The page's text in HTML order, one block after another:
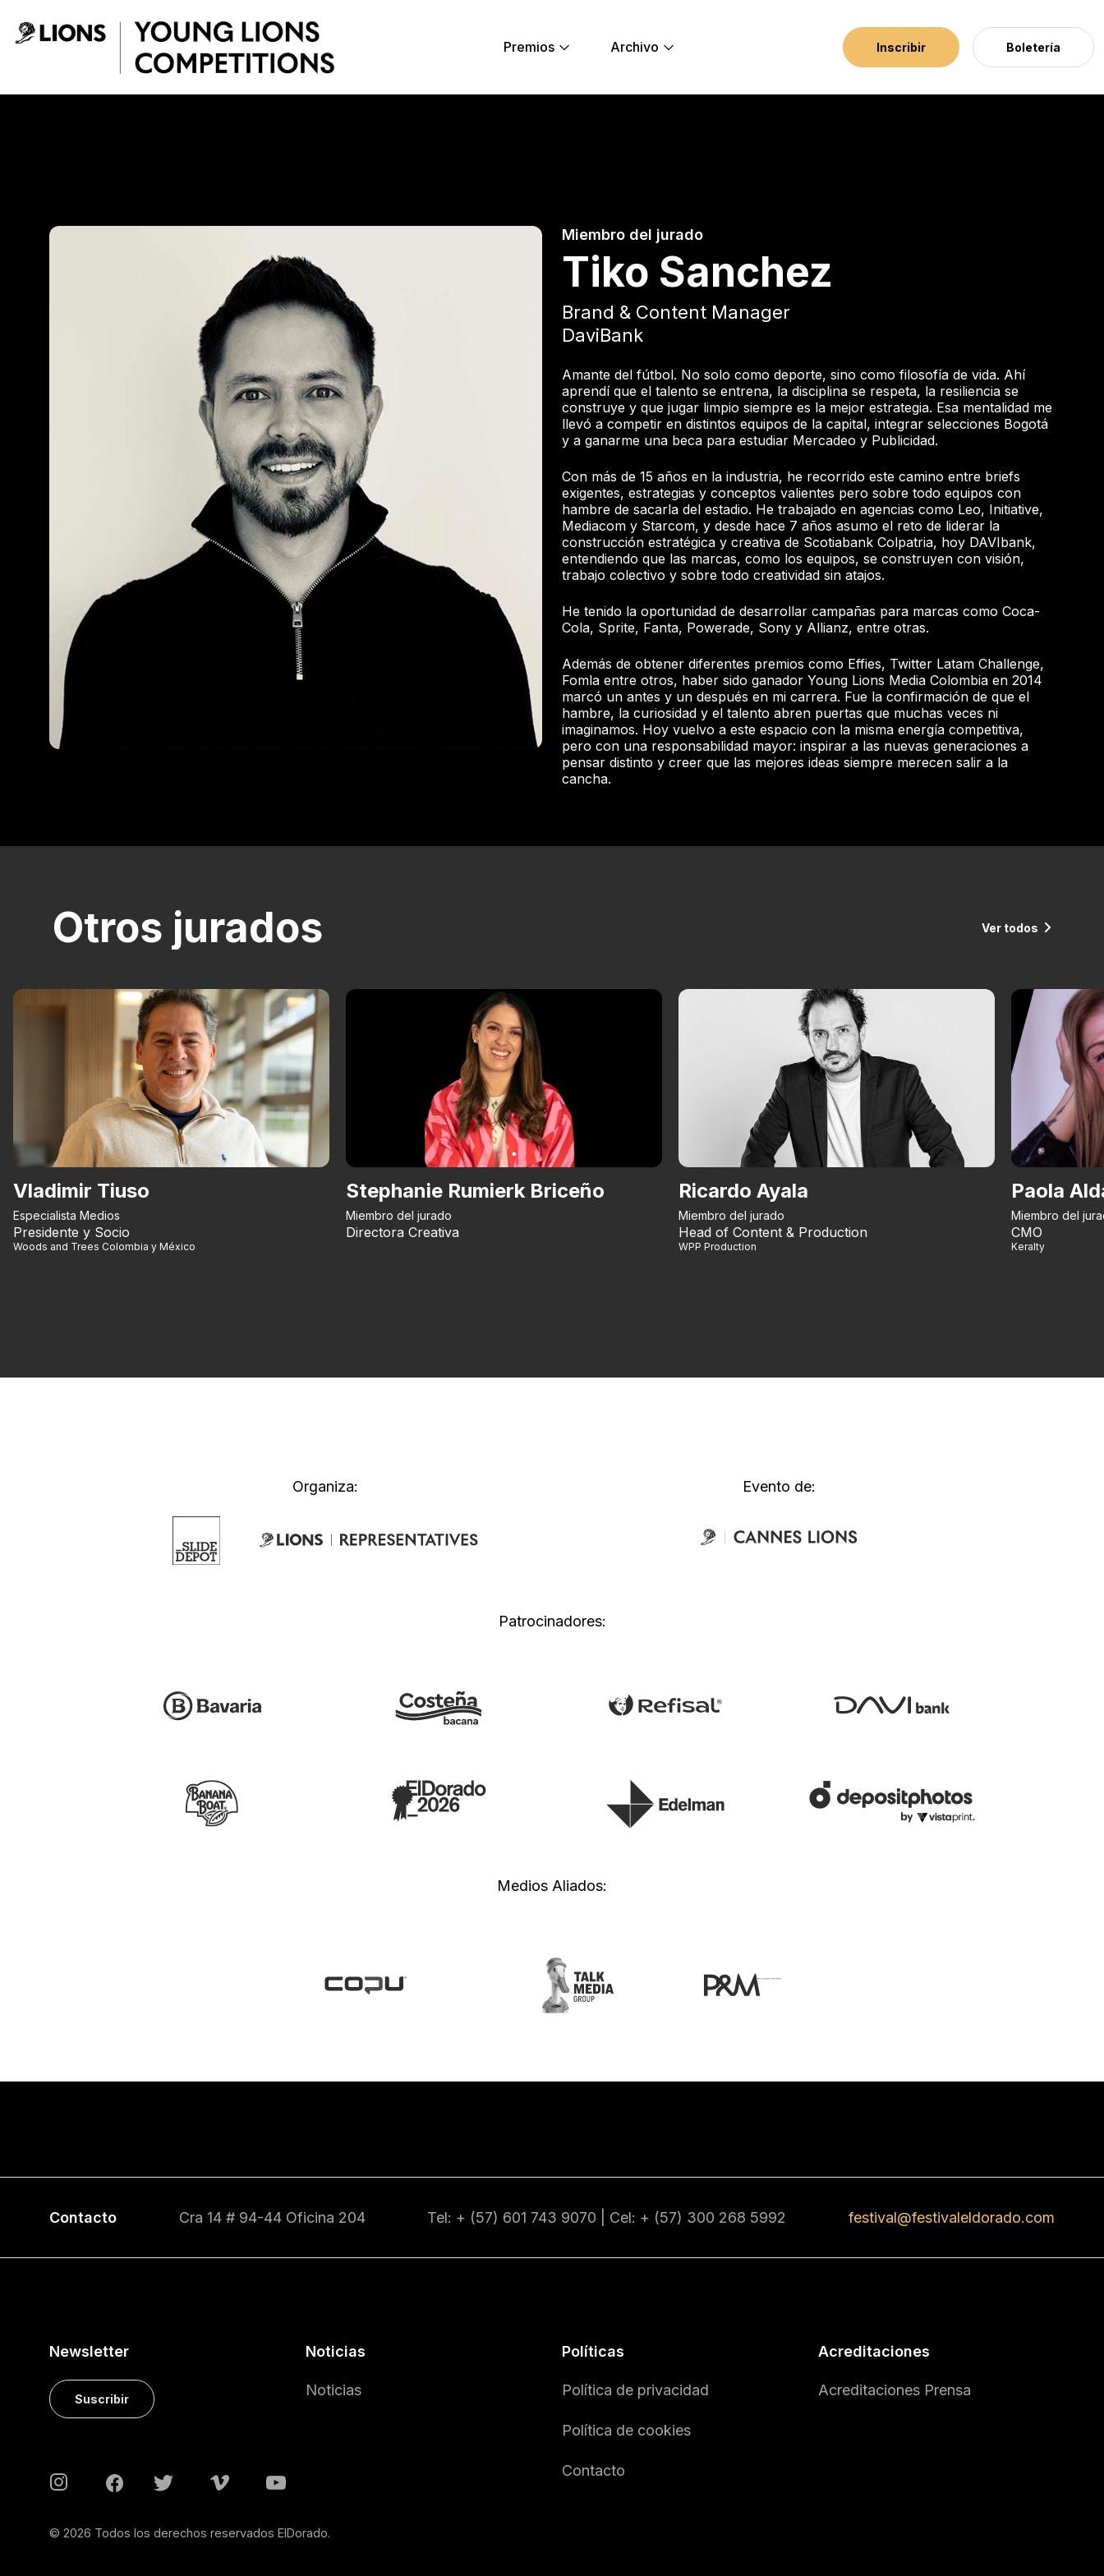
Premios
Archivo Inscribir Boletería
Miembro del jurado
Tiko Sanchez
Brand & Content Manager
DaviBank
Amante del fútbol. No solo como deporte, sino como filosofía de vida. Ahí
aprendí que el talento se entrena, la disciplina se respeta, la resiliencia se
construye y que jugar limpio siempre es la mejor estrategia. Esa mentalidad me
llevó a competir en distintos equipos de la capital, integrar selecciones Bogotá
y a ganarme una beca para estudiar Mercadeo y Publicidad.
Con más de 15 años en la industria, he recorrido este camino entre briefs
exigentes, estrategias y conceptos valientes pero sobre todo equipos con
hambre de sacarla del estadio. He trabajado en agencias como Leo, Initiative,
Mediacom y Starcom, y desde hace 7 años asumo el reto de liderar la
construcción estratégica y creativa de Scotiabank Colpatria, hoy DAVIbank,
entendiendo que las marcas, como los equipos, se construyen con visión,
trabajo colectivo y sobre todo creatividad sin atajos.
He tenido la oportunidad de desarrollar campañas para marcas como Coca-
Cola, Sprite, Fanta, Powerade, Sony y Allianz, entre otras.
Además de obtener diferentes premios como Effies, Twitter Latam Challenge,
Fomla entre otros, haber sido ganador Young Lions Media Colombia en 2014
marcó un antes y un después en mi carrera. Fue la confirmación de que el
hambre, la curiosidad y el talento abren puertas que muchas veces ni
imaginamos. Hoy vuelvo a este espacio con la misma energía competitiva,
pero con una responsabilidad mayor: inspirar a las nuevas generaciones a
pensar distinto y creer que las mejores ideas siempre merecen salir a la
cancha.
Otros jurados Ver todos
Vladimir Tiuso
Especialista Medios
Presidente y Socio
Woods and Trees Colombia y México
Stephanie Rumierk Briceño
Miembro del jurado
Directora Creativa
Ricardo Ayala
Miembro del jurado
Head of Content & Production
WPP Production
Paola
Miembro del
CMO
Keralty
Organiza: Evento de:
Patrocinadores:
Medios Aliados:
Contacto Cra 14 # 94-44 Oficina 204 Tel: + (57) 601 743 9070 | Cel: + (57) 300 268 5992 festival@festivaleldorado.com
Newsletter
Suscribir
Noticias
Noticias
Políticas
Política de privacidad
Política de cookies
Contacto
Acreditaciones
Acreditaciones Prensa
© 2026 Todos los derechos reservados ElDorado.